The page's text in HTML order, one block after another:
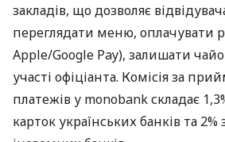
закладів, що дозволяє
переглядати меню, оплачувати
Apple/Google Pay), залишати
участі офіціанта. Комісія за
платежів у monobank складає
карток українських банків та 2%